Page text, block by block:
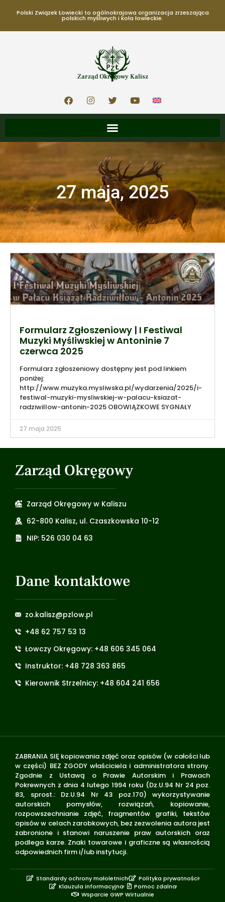
Polski Związek Łowiecki to ogólnokrajowa organizacja zrzeszająca
polskich myśliwych i koła łowieckie.
Zarząd Okręgowy Kalisz
27 maja, 2025
Formularz Zgłoszeniowy | I Festiwal
Muzyki Myśliwskiej w Antoninie 7
czerwca 2025
Formularz zgłoszeniowy dostępny jest pod linkiem
poniżej:
http://www.muzyka.mysliwska.pl/wydarzenia/2025/i-
festiwal-muzyki-mysliwskiej-w-palacu-ksiazat-
radziwillow-antonin-2025 OBOWIĄZKOWE SYGNAŁY
27 maja 2025
Zarząd Okręgowy
Zarząd Okręgowy w Kaliszu
62-800 Kalisz, ul. Czaszkowska 10-12
NIP: 526 030 04 63
Dane kontaktowe
zo.kalisz@pzlow.pl
+48 62 757 53 13
Łowczy Okręgowy: +48 606 345 064
Instruktor: +48 728 363 865
Kierownik Strzelnicy: +48 604 241 656
ZABRANIA SIĘ kopiowania zdjęć oraz opisów (w całości lub
w części) BEZ ZGODY właściciela i administratora strony.
Zgodnie z Ustawą o Prawie Autorskim i Prawach
Pokrewnych z dnia 4 lutego 1994 roku (Dz.U.94 Nr 24 poz.
83, sprost.: Dz.U.94 Nr 43 poz.170) wykorzystywanie
autorskich pomysłów, rozwiązań, kopiowanie,
rozpowszechnianie zdjęć, fragmentów grafiki, tekstów
opisów w celach zarobkowych, bez zezwolenia autora jest
zabronione i stanowi naruszenie praw autorskich oraz
podlega karze. Znaki towarowe i graficzne są własnością
odpowiednich firm i/lub instytucji.
Standardy ochrony małoletnich
Polityka prywatności
Klauzula informacyjna
Pomoc zdalna
Wsparcie GWP Wirtualnie